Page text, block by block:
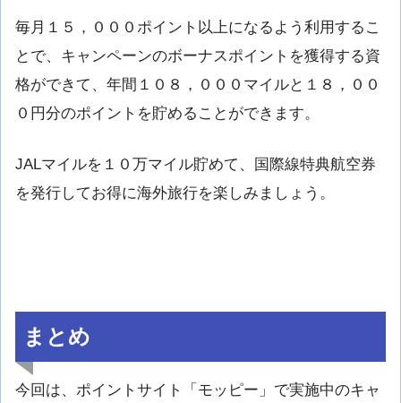
毎月１５，０００ポイント以上になるよう利用するこ
とで、キャンペーンのボーナスポイントを獲得する資
格ができて、年間１０８，０００マイルと１８，００
０円分のポイントを貯めることができます。
JALマイルを１０万マイル貯めて、国際線特典航空券
を発行してお得に海外旅行を楽しみましょう。
まとめ
今回は、ポイントサイト「モッピー」で実施中のキャ